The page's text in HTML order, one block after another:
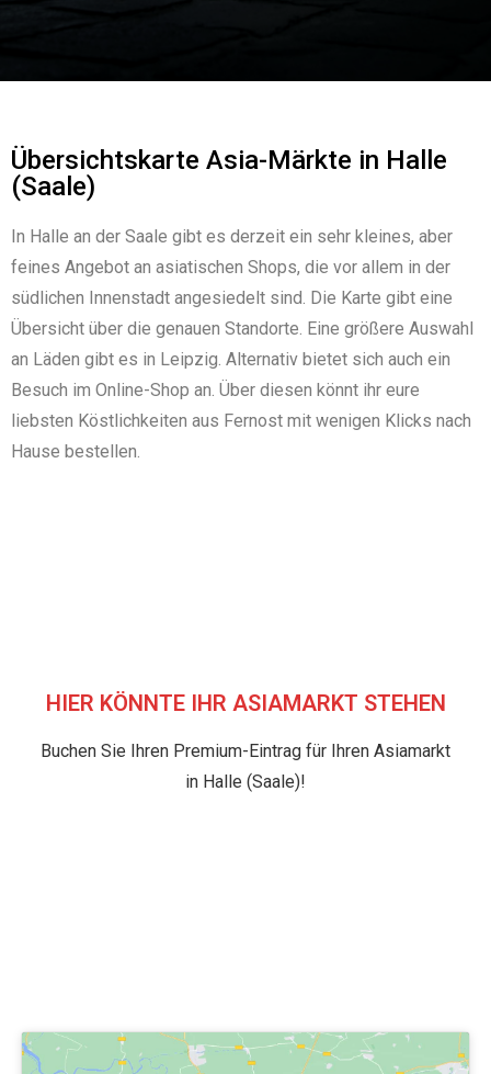
Übersichtskarte Asia-Märkte in Halle
(Saale)
In Halle an der Saale gibt es derzeit ein sehr kleines, aber
feines Angebot an asiatischen Shops, die vor allem in der
südlichen Innenstadt angesiedelt sind. Die Karte gibt eine
Übersicht über die genauen Standorte. Eine größere Auswahl
an Läden gibt es in Leipzig. Alternativ bietet sich auch ein
Besuch im Online-Shop an. Über diesen könnt ihr eure
liebsten Köstlichkeiten aus Fernost mit wenigen Klicks nach
Hause bestellen.
HIER KÖNNTE IHR ASIAMARKT STEHEN
Buchen Sie Ihren Premium-Eintrag für Ihren Asiamarkt
in Halle (Saale)!